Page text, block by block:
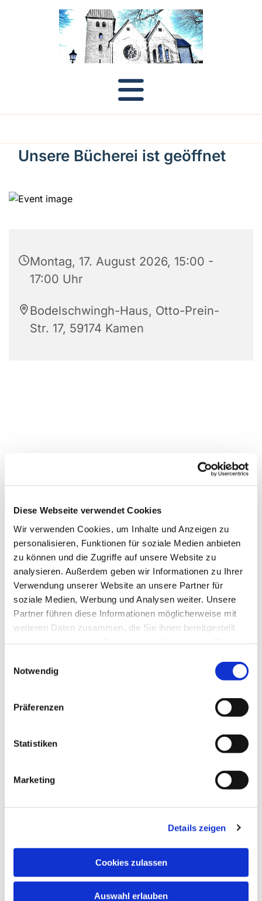
Diese Webseite verwendet Cookies
Wir verwenden Cookies, um Inhalte und Anzeigen zu
personalisieren, Funktionen für soziale Medien anbieten
zu können und die Zugriffe auf unsere Website zu
analysieren. Außerdem geben wir Informationen zu Ihrer
Verwendung unserer Website an unsere Partner für
soziale Medien, Werbung und Analysen weiter. Unsere
Partner führen diese Informationen möglicherweise mit
weiteren Daten zusammen, die Sie ihnen bereitgestellt
Notwendig
Präferenzen
Statistiken
Marketing
Details zeigen
Cookies zulassen
Auswahl erlauben
Unsere Bücherei ist geöffnet
Montag, 17. August 2026, 15:00 -
17:00 Uhr
Bodelschwingh-Haus, Otto-Prein-
Str. 17, 59174 Kamen
Dies könnte Sie auch
interessieren